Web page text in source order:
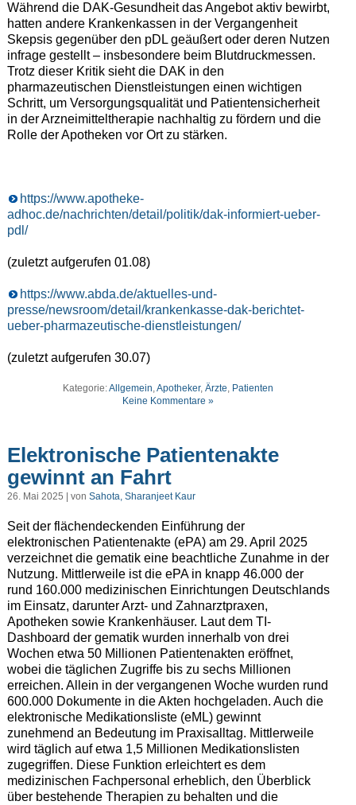
Während die DAK-Gesundheit das Angebot aktiv bewirbt,
hatten andere Krankenkassen in der Vergangenheit
Skepsis gegenüber den pDL geäußert oder deren Nutzen
infrage gestellt – insbesondere beim Blutdruckmessen.
Trotz dieser Kritik sieht die DAK in den
pharmazeutischen Dienstleistungen einen wichtigen
Schritt, um Versorgungsqualität und Patientensicherheit
in der Arzneimitteltherapie nachhaltig zu fördern und die
Rolle der Apotheken vor Ort zu stärken.
https://www.apotheke-
adhoc.de/nachrichten/detail/politik/dak-informiert-ueber-
pdl/
(zuletzt aufgerufen 01.08)
https://www.abda.de/aktuelles-und-
presse/newsroom/detail/krankenkasse-dak-berichtet-
ueber-pharmazeutische-dienstleistungen/
(zuletzt aufgerufen 30.07)
Kategorie:Allgemein,Apotheker,Ärzte, Patienten
Keine Kommentare »
Elektronische Patientenakte
gewinnt an Fahrt
26. Mai 2025 | von Sahota, Sharanjeet Kaur
Seit der flächendeckenden Einführung der
elektronischen Patientenakte (ePA) am 29. April 2025
verzeichnet die gematik eine beachtliche Zunahme in der
Nutzung. Mittlerweile ist die ePA in knapp 46.000 der
rund 160.000 medizinischen Einrichtungen Deutschlands
im Einsatz, darunter Arzt- und Zahnarztpraxen,
Apotheken sowie Krankenhäuser. Laut dem TI-
Dashboard der gematik wurden innerhalb von drei
Wochen etwa 50 Millionen Patientenakten eröffnet,
wobei die täglichen Zugriffe bis zu sechs Millionen
erreichen. Allein in der vergangenen Woche wurden rund
600.000 Dokumente in die Akten hochgeladen. Auch die
elektronische Medikationsliste (eML) gewinnt
zunehmend an Bedeutung im Praxisalltag. Mittlerweile
wird täglich auf etwa 1,5 Millionen Medikationslisten
zugegriffen. Diese Funktion erleichtert es dem
medizinischen Fachpersonal erheblich, den Überblick
über bestehende Therapien zu behalten und die